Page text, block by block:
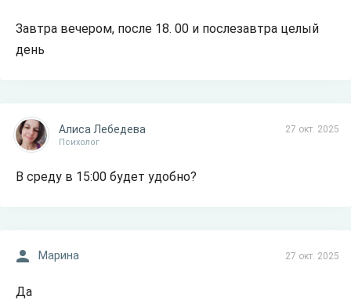
Завтра вечером, после 18. 00 и послезавтра целый
день
27 окт. 2025
Алиса Лебедева
Психолог
В среду в 15:00 будет удобно?
27 окт. 2025
Марина
Да